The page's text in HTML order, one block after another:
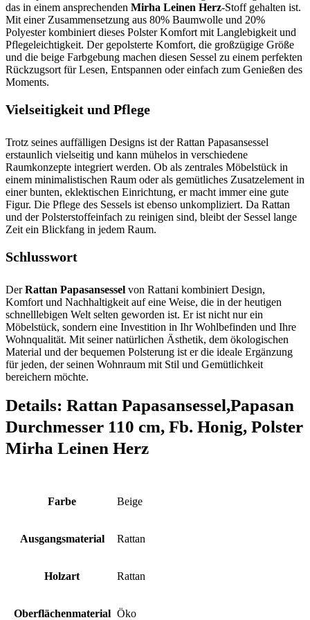
das in einem ansprechenden Mirha Leinen Herz-Stoff gehalten ist.
Mit einer Zusammensetzung aus 80% Baumwolle und 20%
Polyester kombiniert dieses Polster Komfort mit Langlebigkeit und
Pflegeleichtigkeit. Der gepolsterte Komfort, die großzügige Größe
und die beige Farbgebung machen diesen Sessel zu einem perfekten
Rückzugsort für Lesen, Entspannen oder einfach zum Genießen des
Moments.
Vielseitigkeit und Pflege
Trotz seines auffälligen Designs ist der Rattan Papasansessel
erstaunlich vielseitig und kann mühelos in verschiedene
Raumkonzepte integriert werden. Ob als zentrales Möbelstück in
einem minimalistischen Raum oder als gemütliches Zusatzelement in
einer bunten, eklektischen Einrichtung, er macht immer eine gute
Figur. Die Pflege des Sessels ist ebenso unkompliziert. Da Rattan
und der Polsterstoffeinfach zu reinigen sind, bleibt der Sessel lange
Zeit ein Blickfang in jedem Raum.
Schlusswort
DerRattan Papasansessel von Rattani kombiniert Design,
Komfort und Nachhaltigkeit auf eine Weise, die in der heutigen
schnelllebigen Welt selten geworden ist. Er ist nicht nur ein
Möbelstück, sondern eine Investition in Ihr Wohlbefinden und Ihre
Wohnqualität. Mit seiner natürlichen Ästhetik, dem ökologischen
Material und der bequemen Polsterung ist er die ideale Ergänzung
für jeden, der seinen Wohnraum mit Stil und Gemütlichkeit
bereichern möchte.
Details: Rattan Papasansessel,Papasan
Durchmesser 110 cm, Fb. Honig, Polster
Mirha Leinen Herz
Farbe ‎Beige
Ausgangsmaterial ‎Rattan
Holzart ‎Rattan
Oberflächenmaterial ‎Öko